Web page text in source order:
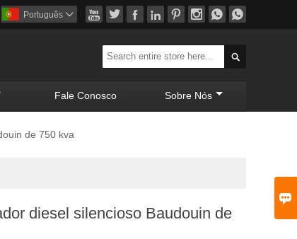

       
Português 

Fale Conosco Sobre Nós
de 750 kva
diesel silencioso Baudouin de